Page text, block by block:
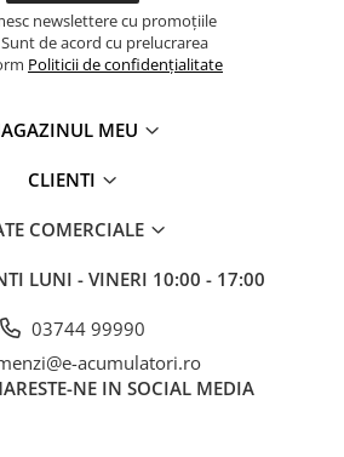
newslettere cu promoțiile
de acord cu prelucrarea
Politicii de confidențialitate
MEU
CLIENTI
COMERCIALE
LUNI - VINERI 10:00 - 17:00
03744 99990
acumulatori.ro
NE IN SOCIAL MEDIA